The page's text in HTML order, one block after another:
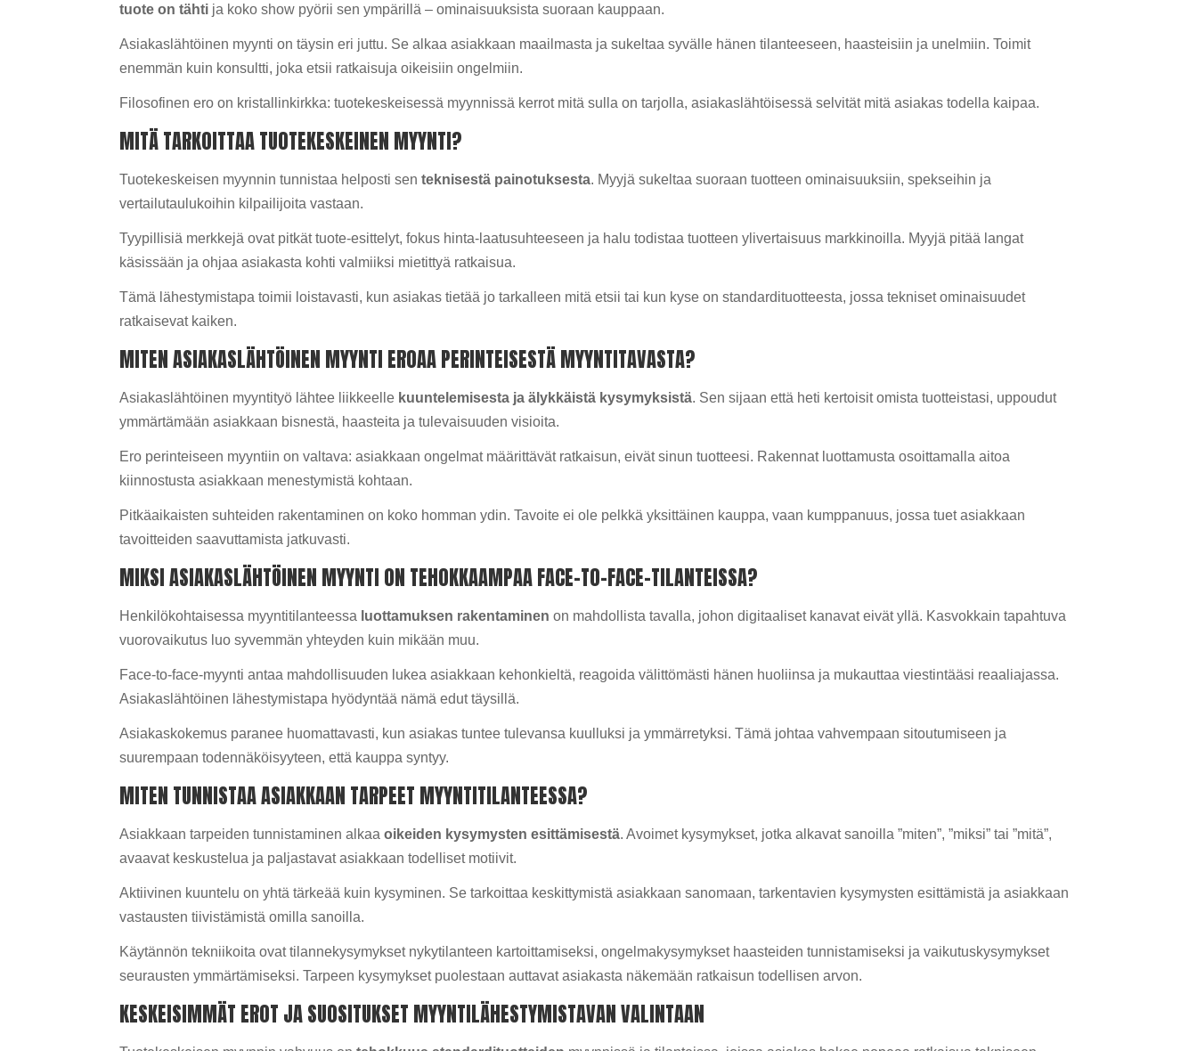
tuote on tähti ja koko show pyörii sen ympärillä – ominaisuuksista suoraan kauppaan.
Asiakaslähtöinen myynti on täysin eri juttu. Se alkaa asiakkaan maailmasta ja sukeltaa syvälle hänen tilanteeseen, haasteisiin ja unelmiin. Toimit
enemmän kuin konsultti, joka etsii ratkaisuja oikeisiin ongelmiin.
Filosofinen ero on kristallinkirkka: tuotekeskeisessä myynnissä kerrot mitä sulla on tarjolla, asiakaslähtöisessä selvität mitä asiakas todella kaipaa.
MITÄ TARKOITTAA TUOTEKESKEINEN MYYNTI?
Tuotekeskeisen myynnin tunnistaa helposti senteknisestä painotuksesta. Myyjä sukeltaa suoraan tuotteen ominaisuuksiin, spekseihin ja
vertailutaulukoihin kilpailijoita vastaan.
Tyypillisiä merkkejä ovat pitkät tuote-esittelyt, fokus hinta-laatusuhteeseen ja halu todistaa tuotteen ylivertaisuus markkinoilla. Myyjä pitää langat
käsissään ja ohjaa asiakasta kohti valmiiksi mietittyä ratkaisua.
Tämä lähestymistapa toimii loistavasti, kun asiakas tietää jo tarkalleen mitä etsii tai kun kyse on standardituotteesta, jossa tekniset ominaisuudet
ratkaisevat kaiken.
MITEN ASIAKASLÄHTÖINEN MYYNTI EROAA PERINTEISESTÄ MYYNTITAVASTA?
Asiakaslähtöinen myyntityö lähtee liikkeelle kuuntelemisesta ja älykkäistä kysymyksistä. Sen sijaan että heti kertoisit omista tuotteistasi, uppoudut
ymmärtämään asiakkaan bisnestä, haasteita ja tulevaisuuden visioita.
Ero perinteiseen myyntiin on valtava: asiakkaan ongelmat määrittävät ratkaisun, eivät sinun tuotteesi. Rakennat luottamusta osoittamalla aitoa
kiinnostusta asiakkaan menestymistä kohtaan.
Pitkäaikaisten suhteiden rakentaminen on koko homman ydin. Tavoite ei ole pelkkä yksittäinen kauppa, vaan kumppanuus, jossa tuet asiakkaan
tavoitteiden saavuttamista jatkuvasti.
MIKSI ASIAKASLÄHTÖINEN MYYNTI ON TEHOKKAAMPAA FACE-TO-FACE-TILANTEISSA?
Henkilökohtaisessa myyntitilanteessa luottamuksen rakentaminen on mahdollista tavalla, johon digitaaliset kanavat eivät yllä. Kasvokkain tapahtuva
vuorovaikutus luo syvemmän yhteyden kuin mikään muu.
Face-to-face-myynti antaa mahdollisuuden lukea asiakkaan kehonkieltä, reagoida välittömästi hänen huoliinsa ja mukauttaa viestintääsi reaaliajassa.
Asiakaslähtöinen lähestymistapa hyödyntää nämä edut täysillä.
Asiakaskokemus paranee huomattavasti, kun asiakas tuntee tulevansa kuulluksi ja ymmärretyksi. Tämä johtaa vahvempaan sitoutumiseen ja
suurempaan todennäköisyyteen, että kauppa syntyy.
MITEN TUNNISTAA ASIAKKAAN TARPEET MYYNTITILANTEESSA?
Asiakkaan tarpeiden tunnistaminen alkaaoikeiden kysymysten esittämisestä. Avoimet kysymykset, jotka alkavat sanoilla ”miten”, ”miksi” tai ”mitä”,
avaavat keskustelua ja paljastavat asiakkaan todelliset motiivit.
Aktiivinen kuuntelu on yhtä tärkeää kuin kysyminen. Se tarkoittaa keskittymistä asiakkaan sanomaan, tarkentavien kysymysten esittämistä ja asiakkaan
vastausten tiivistämistä omilla sanoilla.
Käytännön tekniikoita ovat tilannekysymykset nykytilanteen kartoittamiseksi, ongelmakysymykset haasteiden tunnistamiseksi ja vaikutuskysymykset
seurausten ymmärtämiseksi. Tarpeen kysymykset puolestaan auttavat asiakasta näkemään ratkaisun todellisen arvon.
KESKEISIMMÄT EROT JA SUOSITUKSET MYYNTILÄHESTYMISTAVAN VALINTAAN